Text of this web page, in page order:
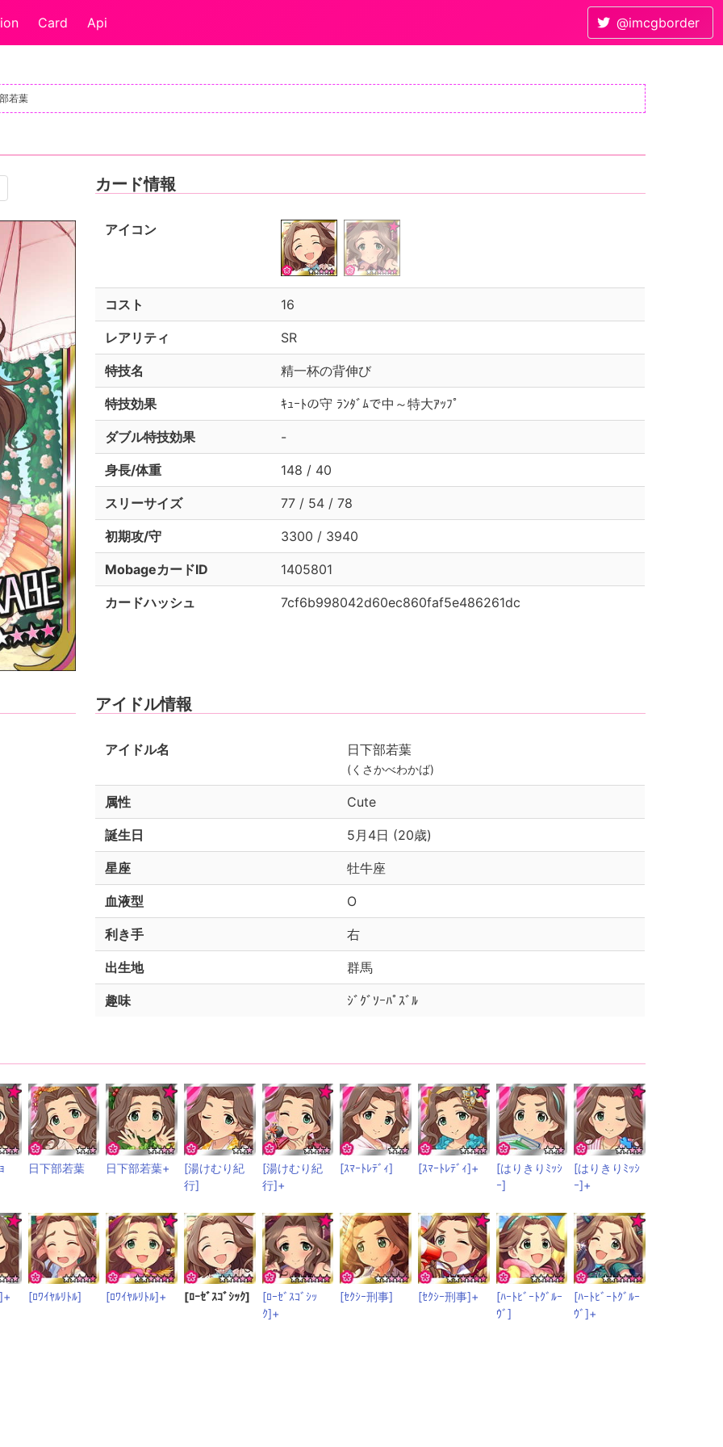
Card Api @imcgborder
若葉
カード情報
アイコン
コスト 16
レアリティ SR
特技名 精一杯の背伸び
特技効果 ｷｭｰﾄの守 ﾗﾝﾀﾞﾑで中～特大ｱｯﾌﾟ
ダブル特技効果 -
身長/体重 148 / 40
スリーサイズ 77 / 54 / 78
初期攻/守 3300 / 3940
MobageカードID 1405801
カードハッシュ 7cf6b998042d60ec860faf5e486261dc
アイドル情報
アイドル名 日下部若葉
(くさかべわかば)
属性 Cute
誕生日 5月4日 (20歳)
星座 牡牛座
血液型 O
利き手 右
出生地 群馬
趣味 ｼﾞｸﾞｿｰﾊﾟｽﾞﾙ
日下部若葉 日下部若葉+
[湯けむり紀
行]
[湯けむり紀
行]+
[ｽﾏｰﾄﾚﾃﾞｨ] [ｽﾏｰﾄﾚﾃﾞｨ]+
[はりきりﾐｯｼ
ｰ]
[はりきりﾐｯｼ
ｰ]+
[ﾛﾜｲﾔﾙﾘﾄﾙ] [ﾛﾜｲﾔﾙﾘﾄﾙ]+ [ﾛｰｾﾞｽｺﾞｼｯｸ]
[ﾛｰｾﾞｽｺﾞｼｯ
ｸ]+
[ｾｸｼｰ刑事] [ｾｸｼｰ刑事]+
[ﾊｰﾄﾋﾞｰﾄｸﾞﾙｰ
ｳﾞ]
[ﾊｰﾄﾋﾞｰﾄｸﾞﾙｰ
ｳﾞ]+